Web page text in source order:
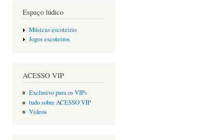
Espaço lúdico
Músicas escoteiras
Jogos escoteiros
ACESSO VIP
Exclusivo para os VIPs
tudo sobre ACESSO VIP
Vídeos